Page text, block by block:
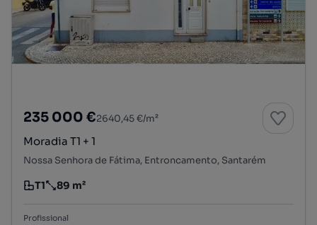
235 000 €2640,45 €/m²
Moradia T1 + 1
Nossa Senhora de Fátima, Entroncamento, Santarém
Tipologia
T1
Preço por metro quadrado
89 m²
Profissional